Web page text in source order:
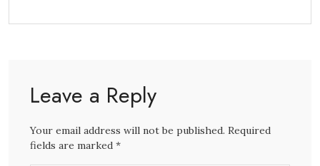
Leave a Reply
Your email address will not be published. Required
fields are marked *